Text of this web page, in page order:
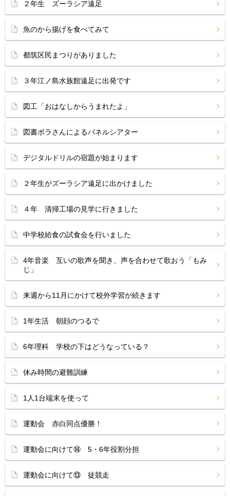
２年生 ズーラシア遠足
魚のから揚げを食べてみて
都筑区民まつりがありました
３年江ノ島水族館遠足に出発です
図工「おはなしからうまれたよ」
図書ボラさんによるパネルシアター
デジタルドリルの宿題が始まります
２年生がズーラシア遠足に出かけました
４年 清掃工場の見学に行きました
中学校給食の試食会を行いました
4年音楽 互いの歌声を聞き、声を合わせて歌おう「もみ
じ」
来週から11月にかけて校外学習が続きます
1年生活 朝顔のつるで
6年理科 学校の下はどうなっている？
休み時間の避難訓練
1人1台端末を使って
運動会 赤白同点優勝！
運動会に向けて⑭ 5・6年役割分担
運動会に向けて⑬ 徒競走